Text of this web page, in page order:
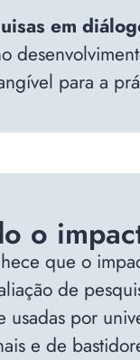
em
para a
o
que o
de
usadas por
e de